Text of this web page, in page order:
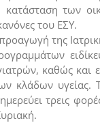
κατάσταση των
του ΕΣΥ.
της
καθώς και
κλάδων
τρεις